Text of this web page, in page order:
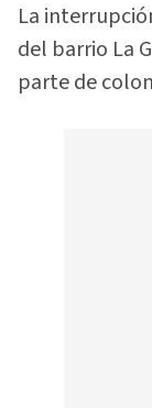
La
del barrio La
parte de